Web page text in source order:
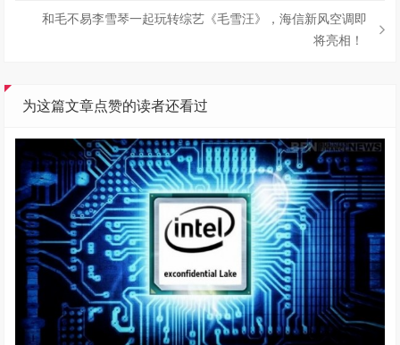
和毛不易李雪琴一起玩转综艺《毛雪汪》，海信新风空调即
将亮相！
为这篇文章点赞的读者还看过